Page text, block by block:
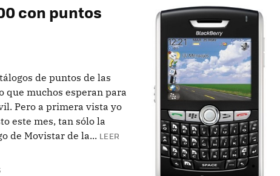
con puntos
de puntos de las
que muchos esperan para
Pero a primera vista yo
este mes, tan sólo la
de Movistar de la... LEER